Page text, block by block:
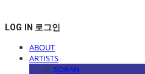
LOG IN 로그인
ABOUT
ARTISTS
SORAN